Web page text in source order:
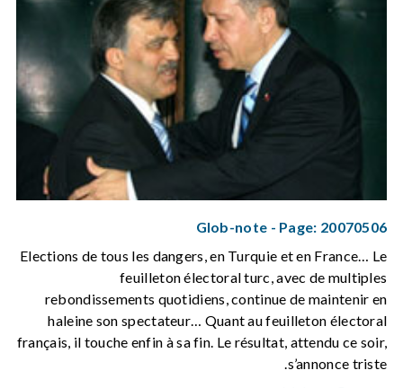
Glob-note - Page: 20070506
Elections de tous les dangers, en Turquie et en France… Le
feuilleton électoral turc, avec de multiples
rebondissements quotidiens, continue de maintenir en
haleine son spectateur… Quant au feuilleton électoral
français, il touche enfin à sa fin. Le résultat, attendu ce soir,
s’annonce triste.